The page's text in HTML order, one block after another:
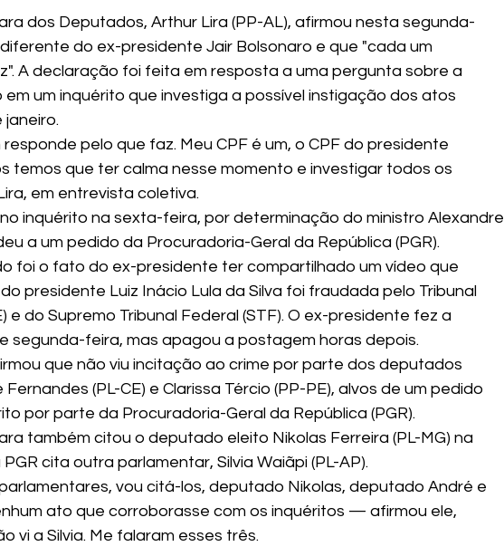
dos Deputados, Arthur Lira (PP-AL), afirmou nesta segunda-
do ex-presidente Jair Bolsonaro e que "cada um
A declaração foi feita em resposta a uma pergunta sobre a
em um inquérito que investiga a possível instigação dos atos
pelo que faz. Meu CPF é um, o CPF do presidente
temos que ter calma nesse momento e investigar todos os
em entrevista coletiva.
inquérito na sexta-feira, por determinação do ministro Alexandre
a um pedido da Procuradoria-Geral da República (PGR).
foi o fato do ex-presidente ter compartilhado um vídeo que
presidente Luiz Inácio Lula da Silva foi fraudada pelo Tribunal
e do Supremo Tribunal Federal (STF). O ex-presidente fez a
segunda-feira, mas apagou a postagem horas depois.
que não viu incitação ao crime por parte dos deputados
(PL-CE) e Clarissa Tércio (PP-PE), alvos de um pedido
por parte da Procuradoria-Geral da República (PGR).
também citou o deputado eleito Nikolas Ferreira (PL-MG) na
cita outra parlamentar, Silvia Waiãpi (PL-AP).
vou citá-los, deputado Nikolas, deputado André e
ato que corroborasse com os inquéritos — afirmou ele,
vi a Silvia. Me falaram esses três.